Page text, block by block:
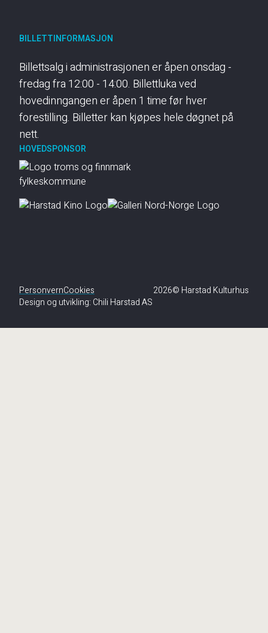
BILLETTINFORMASJON
Billettsalg i administrasjonen er åpen onsdag -
fredag fra 12:00 - 14:00. Billettluka ved
hovedinngangen er åpen 1 time før hver
forestilling. Billetter kan kjøpes hele døgnet på
nett.
HOVEDSPONSOR
PersonvernCookies
2026© Harstad Kulturhus
Design og utvikling: Chili Harstad AS